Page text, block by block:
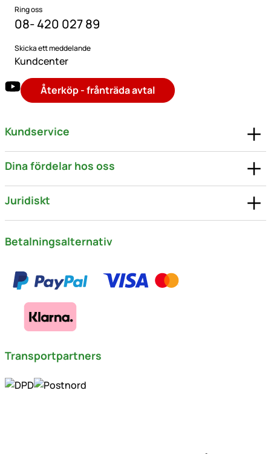
Ring oss
08- 420 027 89
Skicka ett meddelande
Kundcenter
Återköp - frånträda avtal
Kundservice
Dina fördelar hos oss
Juridiskt
Betalningsalternativ
Transportpartners